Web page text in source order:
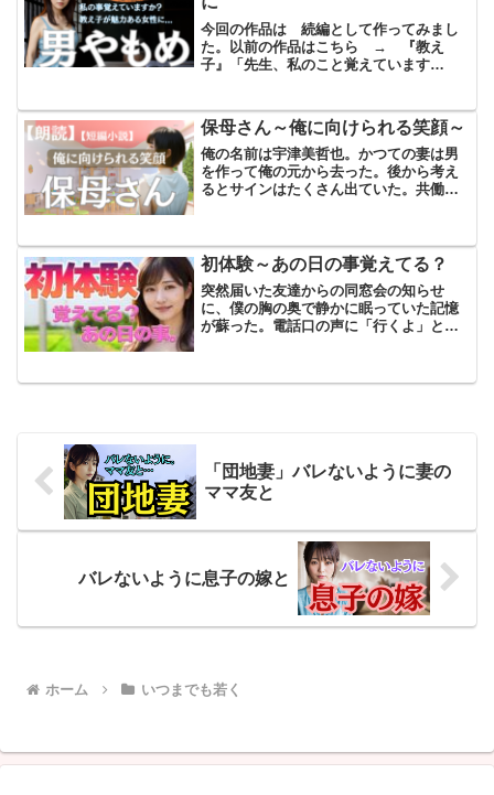
今回の作品は 続編として作ってみまし
た。以前の作品はこちら → 『教え
子』「先生、私のこと覚えています
のみなみだった。その瞬間、心臓がドク
ンと大きく跳ねた。偶然にも彼女...
保母さん～俺に向けられる笑顔～
俺の名前は宇津美哲也。かつての妻は男
を作って俺の元から去った。後から考え
るとサインはたくさん出ていた。共働き
に助けを求める環境を作ってしまってい
たのだろう。そのまま離婚...
初体験～あの日の事覚えてる？
突然届いた友達からの同窓会の知らせ
に、僕の胸の奥で静かに眠っていた記憶
が蘇った。電話口の声に「行くよ」と答
「団地妻」バレないように妻の
ママ友と
バレないように息子の嫁と
ホーム いつまでも若く